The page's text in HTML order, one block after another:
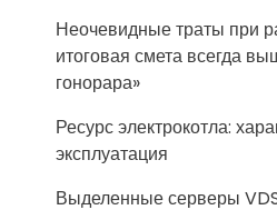
Неочевидные траты при
итоговая смета всегда
гонорара»
Ресурс электрокотла:
эксплуатация
Выделенные серверы